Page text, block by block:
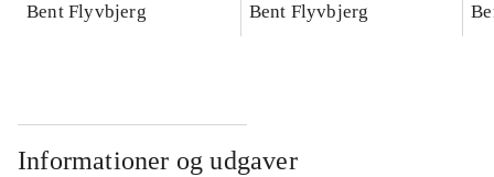
konkretes videnskab
Bent Flyvbjerg
konkretes videnskab
Bent Flyvbjerg
Informationer og udgaver